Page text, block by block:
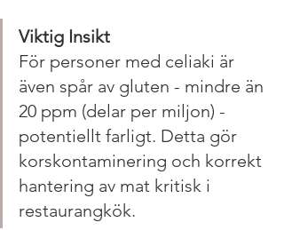
Viktig Insikt
För personer med celiaki är
även spår av gluten - mindre än
20 ppm (delar per miljon) -
potentiellt farligt. Detta gör
korskontaminering och korrekt
hantering av mat kritisk i
restaurangkök.